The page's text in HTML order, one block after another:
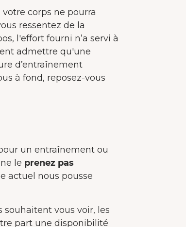
corps ne pourra
ressentez de la
l'effort fourni n’a servi à
admettre qu'une
d’entraînement
à fond, reposez-vous
un entraînement ou
le prenez pas
actuel nous pousse
souhaitent vous voir, les
part une disponibilité